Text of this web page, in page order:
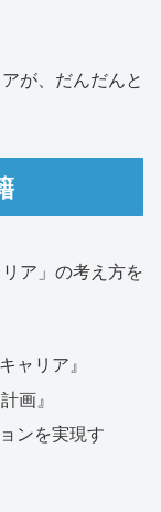
が、だんだんと
ア」の考え方を
ャリア』
画』
ンを実現す